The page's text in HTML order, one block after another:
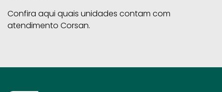
Confira aqui quais unidades contam com
atendimento Corsan.